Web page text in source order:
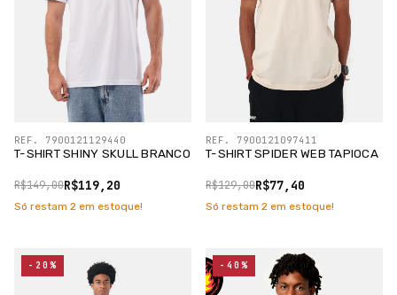
T-SHIRT SHINY SKULL BRANCO
R$119,20
R$149,00
REF. 7900121129440
Só restam 2 em estoque!
T-SHIRT SPIDER WEB TAPIOCA
R$77,40
R$129,00
REF. 7900121097411
Só restam 2 em estoque!
-20% -40%